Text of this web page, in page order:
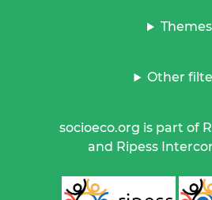
Other
socioeco.org is part of
and Ripess